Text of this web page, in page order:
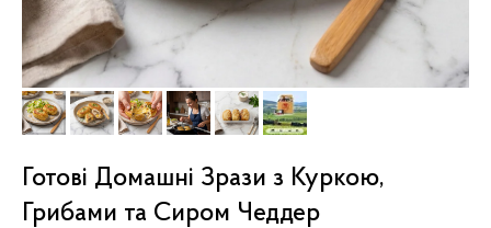
Готові Домашні Зрази з Куркою,
Грибами та Сиром Чеддер